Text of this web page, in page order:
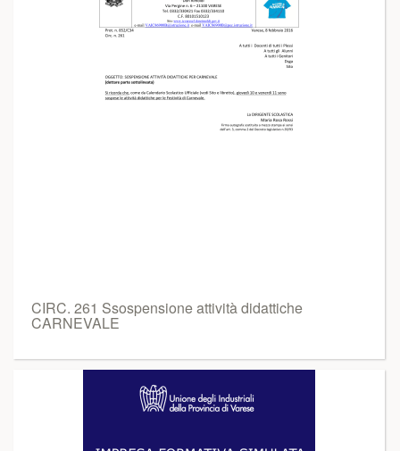
CIRC. 261 Ssospensione attività didattiche
CARNEVALE